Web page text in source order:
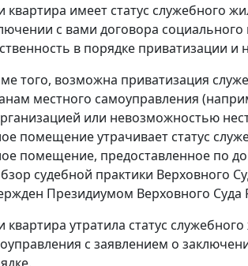
квартира имеет статус служебного
с вами договора
в порядке приватизации
того, возможна приватизация
местного самоуправления
или невозможностью
помещение утрачивает статус
помещение, предоставленное по
судебной практики Верховного
Президиумом Верховного Суда
квартира утратила статус
с заявлением о